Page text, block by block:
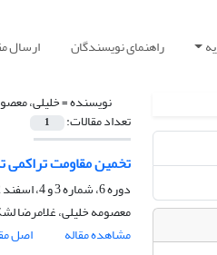
راهنمای نویسندگان ارسال
نویسنده =خلیلی،
تعداد مقالات: 1
تخمین مقاومت تراکمی
دوره 6، شماره 3 و 4، اسفند 1392، صفحه
معصومه خلیلی، غلامرضا
مشاهده مقاله
اصل